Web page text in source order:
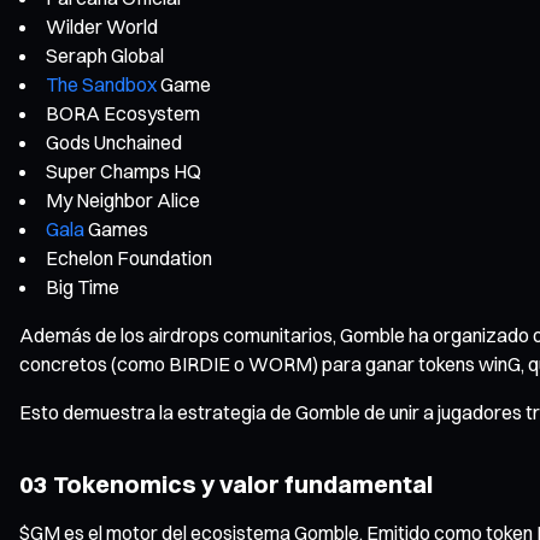
Wilder World
Seraph Global
The SandboxGame
BORA Ecosystem
Gods Unchained
Super Champs HQ
My Neighbor Alice
GalaGames
Echelon Foundation
Big Time
Además de los airdrops comunitarios, Gomble ha
concretos (como BIRDIE o WORM) para ganar tokens
Esto demuestra la estrategia de Gomble de unir a
03 Tokenomics y valor fundamental
$GM es el motor del ecosistema Gomble. Emitido como